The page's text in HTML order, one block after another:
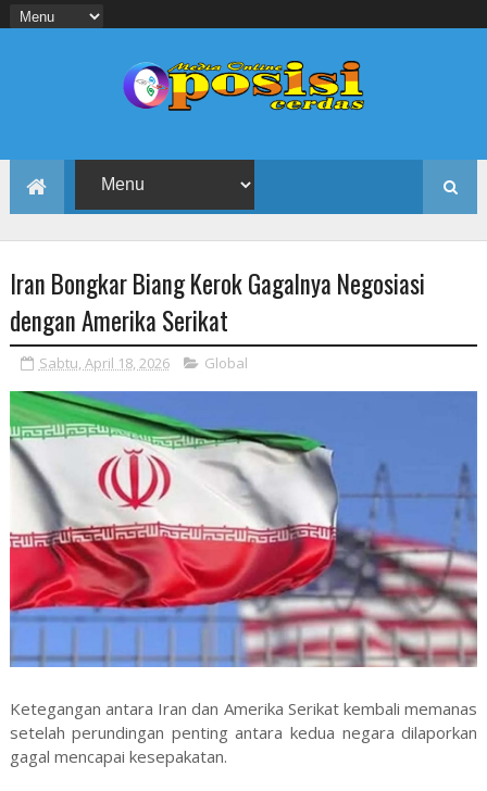
Iran Bongkar Biang Kerok Gagalnya Negosiasi
dengan Amerika Serikat
Sabtu, April 18, 2026 Global
Ketegangan antara Iran dan Amerika Serikat kembali memanas
setelah perundingan penting antara kedua negara dilaporkan
gagal mencapai kesepakatan.